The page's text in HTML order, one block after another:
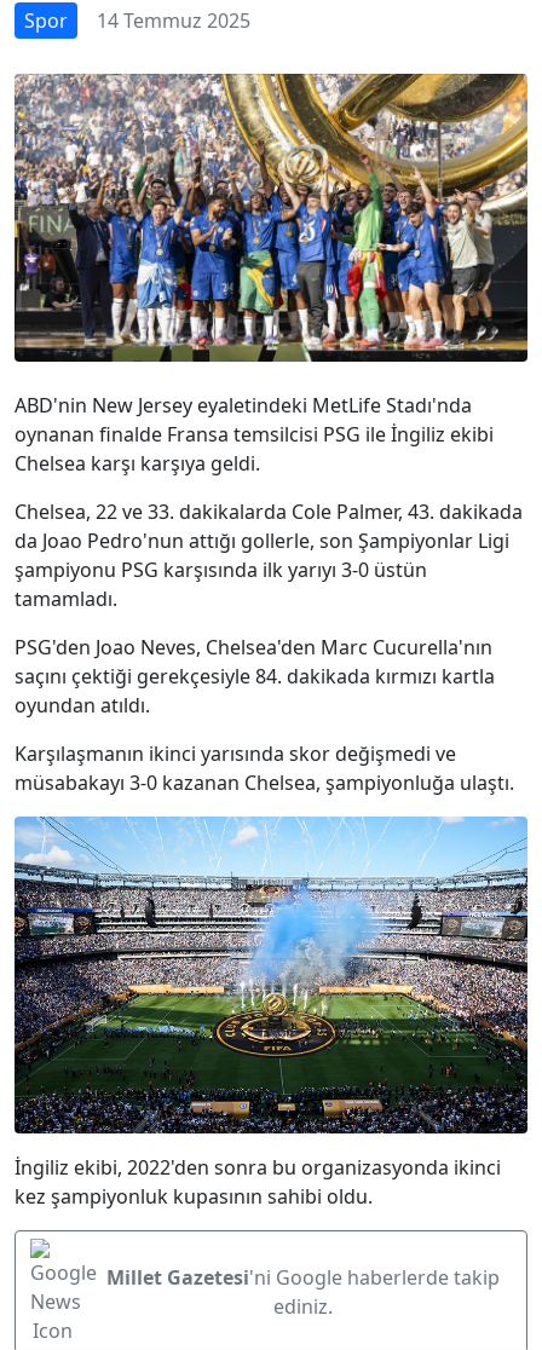
Spor 14 Temmuz 2025
ABD'nin New Jersey eyaletindeki MetLife Stadı'nda
oynanan finalde Fransa temsilcisi PSG ile İngiliz ekibi
Chelsea karşı karşıya geldi.
Chelsea, 22 ve 33. dakikalarda Cole Palmer, 43. dakikada
da Joao Pedro'nun attığı gollerle, son Şampiyonlar Ligi
şampiyonu PSG karşısında ilk yarıyı 3-0 üstün
tamamladı.
PSG'den Joao Neves, Chelsea'den Marc Cucurella'nın
saçını çektiği gerekçesiyle 84. dakikada kırmızı kartla
oyundan atıldı.
Karşılaşmanın ikinci yarısında skor değişmedi ve
müsabakayı 3-0 kazanan Chelsea, şampiyonluğa ulaştı.
İngiliz ekibi, 2022'den sonra bu organizasyonda ikinci
kez şampiyonluk kupasının sahibi oldu.
Millet Gazetesi'ni Google haberlerde takip
ediniz.